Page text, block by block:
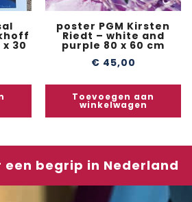
30
poster PGM Kirsten
Riedt – white and
purple 80 x 60 cm
€ 45,00
Toevoegen aan
winkelwagen
een begrip in Nederland